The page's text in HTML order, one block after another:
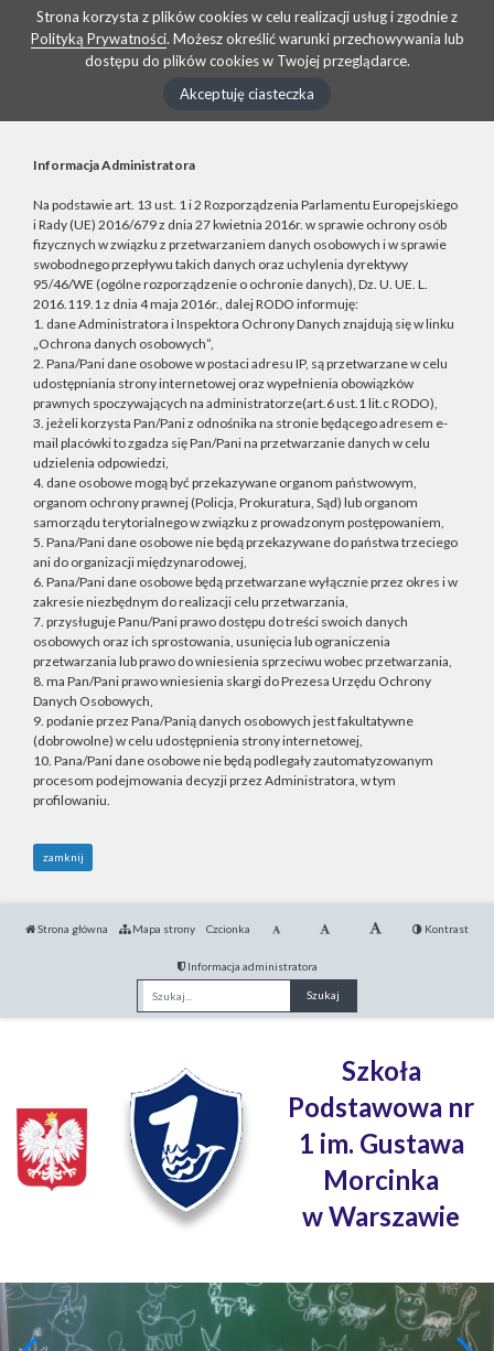
Strona korzysta z plików cookies w celu realizacji usług i zgodnie z
Polityką Prywatności. Możesz określić warunki przechowywania lub
dostępu do plików cookies w Twojej przeglądarce.
Akceptuję ciasteczka
Informacja Administratora
Na podstawie art. 13 ust. 1 i 2 Rozporządzenia Parlamentu Europejskiego
i Rady (UE) 2016/679 z dnia 27 kwietnia 2016r. w sprawie ochrony osób
fizycznych w związku z przetwarzaniem danych osobowych i w sprawie
swobodnego przepływu takich danych oraz uchylenia dyrektywy
95/46/WE (ogólne rozporządzenie o ochronie danych), Dz. U. UE. L.
2016.119.1 z dnia 4 maja 2016r., dalej RODO informuję:
1. dane Administratora i Inspektora Ochrony Danych znajdują się w linku
„Ochrona danych osobowych”,
2. Pana/Pani dane osobowe w postaci adresu IP, są przetwarzane w celu
udostępniania strony internetowej oraz wypełnienia obowiązków
prawnych spoczywających na administratorze(art.6 ust.1 lit.c RODO),
3. jeżeli korzysta Pan/Pani z odnośnika na stronie będącego adresem e-
mail placówki to zgadza się Pan/Pani na przetwarzanie danych w celu
udzielenia odpowiedzi,
4. dane osobowe mogą być przekazywane organom państwowym,
organom ochrony prawnej (Policja, Prokuratura, Sąd) lub organom
samorządu terytorialnego w związku z prowadzonym postępowaniem,
5. Pana/Pani dane osobowe nie będą przekazywane do państwa trzeciego
ani do organizacji międzynarodowej,
6. Pana/Pani dane osobowe będą przetwarzane wyłącznie przez okres i w
zakresie niezbędnym do realizacji celu przetwarzania,
7. przysługuje Panu/Pani prawo dostępu do treści swoich danych
osobowych oraz ich sprostowania, usunięcia lub ograniczenia
przetwarzania lub prawo do wniesienia sprzeciwu wobec przetwarzania,
8. ma Pan/Pani prawo wniesienia skargi do Prezesa Urzędu Ochrony
Danych Osobowych,
9. podanie przez Pana/Panią danych osobowych jest fakultatywne
(dobrowolne) w celu udostępnienia strony internetowej,
10. Pana/Pani dane osobowe nie będą podlegały zautomatyzowanym
procesom podejmowania decyzji przez Administratora, w tym
profilowaniu.
zamknij
Strona główna Mapa strony Czcionka Kontrast
Informacja administratora
Fraza
Szkoła
Podstawowa nr
1 im. Gustawa
Morcinka
w Warszawie